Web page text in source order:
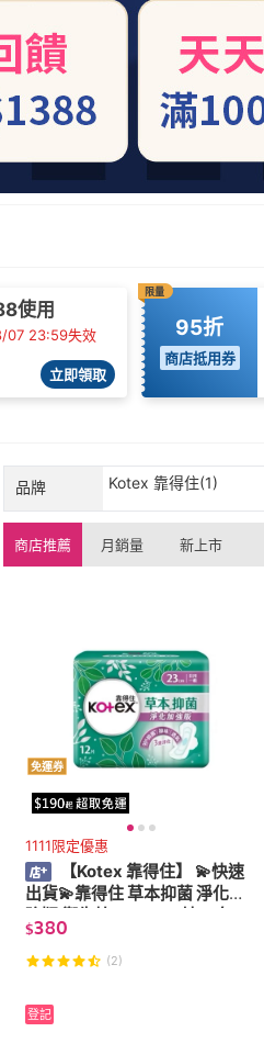
使用
07 23:59失效
立即領取
限量
95折
商店抵用券
品牌 Kotex 靠得住(1)
商店推薦 月銷量 新上市
免運券
1111限定優惠
【Kotex 靠得住】 💫快速
出貨💫靠得住 草本抑菌 淨化加
強版 衛生棉 23cm 12片x2包x6
組
$380
(2)
登記